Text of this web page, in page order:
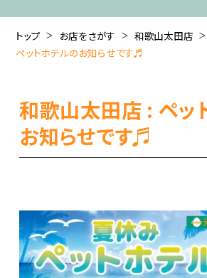
トップ お店をさがす
和歌山太田店
ペットホテルのお知らせです♬
和歌山太田店 : ペッ
お知らせです♬